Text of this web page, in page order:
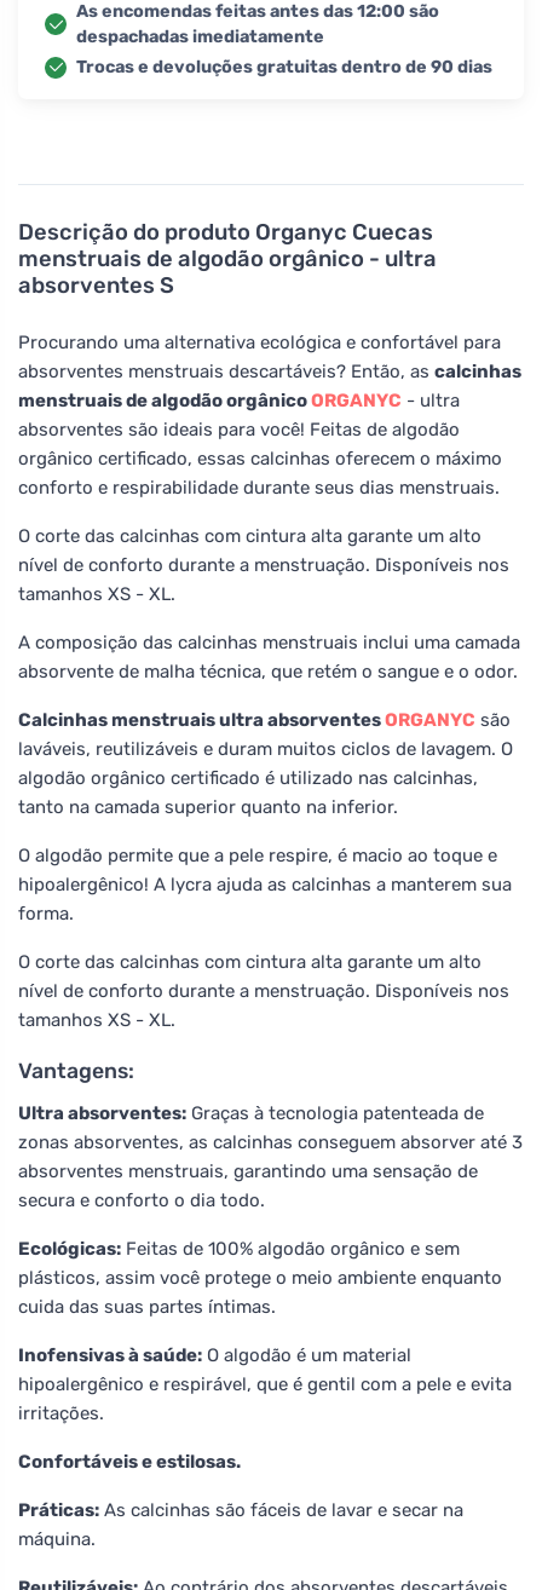
Descrição do produto Organyc Cuecas
menstruais de algodão orgânico - ultra
absorventes S
Procurando uma alternativa ecológica e confortável para
absorventes menstruais descartáveis? Então, as calcinhas
menstruais de algodão orgânicoORGANYC - ultra
absorventes são ideais para você! Feitas de algodão
orgânico certificado, essas calcinhas oferecem o máximo
conforto e respirabilidade durante seus dias menstruais.
O corte das calcinhas com cintura alta garante um alto
nível de conforto durante a menstruação. Disponíveis nos
tamanhos XS - XL.
A composição das calcinhas menstruais inclui uma camada
absorvente de malha técnica, que retém o sangue e o odor.
Calcinhas menstruais ultra absorventesORGANYC são
laváveis, reutilizáveis e duram muitos ciclos de lavagem. O
algodão orgânico certificado é utilizado nas calcinhas,
tanto na camada superior quanto na inferior.
O algodão permite que a pele respire, é macio ao toque e
hipoalergênico! A lycra ajuda as calcinhas a manterem sua
forma.
O corte das calcinhas com cintura alta garante um alto
nível de conforto durante a menstruação. Disponíveis nos
tamanhos XS - XL.
Vantagens:
Ultra absorventes: Graças à tecnologia patenteada de
zonas absorventes, as calcinhas conseguem absorver até 3
absorventes menstruais, garantindo uma sensação de
secura e conforto o dia todo.
Ecológicas: Feitas de 100% algodão orgânico e sem
plásticos, assim você protege o meio ambiente enquanto
cuida das suas partes íntimas.
Inofensivas à saúde: O algodão é um material
hipoalergênico e respirável, que é gentil com a pele e evita
irritações.
Confortáveis e estilosas.
Práticas: As calcinhas são fáceis de lavar e secar na
máquina.
As encomendas feitas antes das 12:00 são
despachadas imediatamente
Trocas e devoluções gratuitas dentro de 90 dias